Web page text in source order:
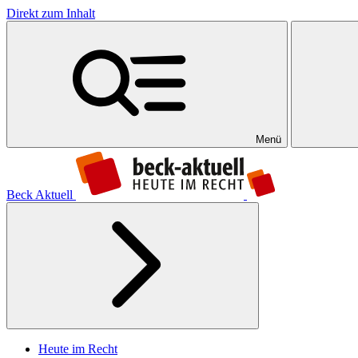
Direkt zum Inhalt
Menü
Beck Aktuell
Heute im Recht